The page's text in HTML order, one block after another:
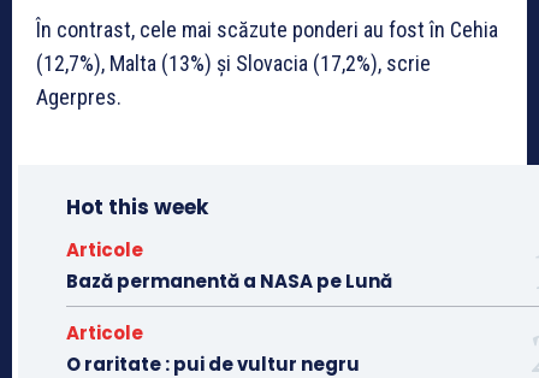
În contrast, cele mai scăzute ponderi au fost în Cehia
(12,7%), Malta (13%) și Slovacia (17,2%), scrie
Agerpres.
Hot this week
Articole
Bază permanentă a NASA pe Lună
Articole
O raritate : pui de vultur negru